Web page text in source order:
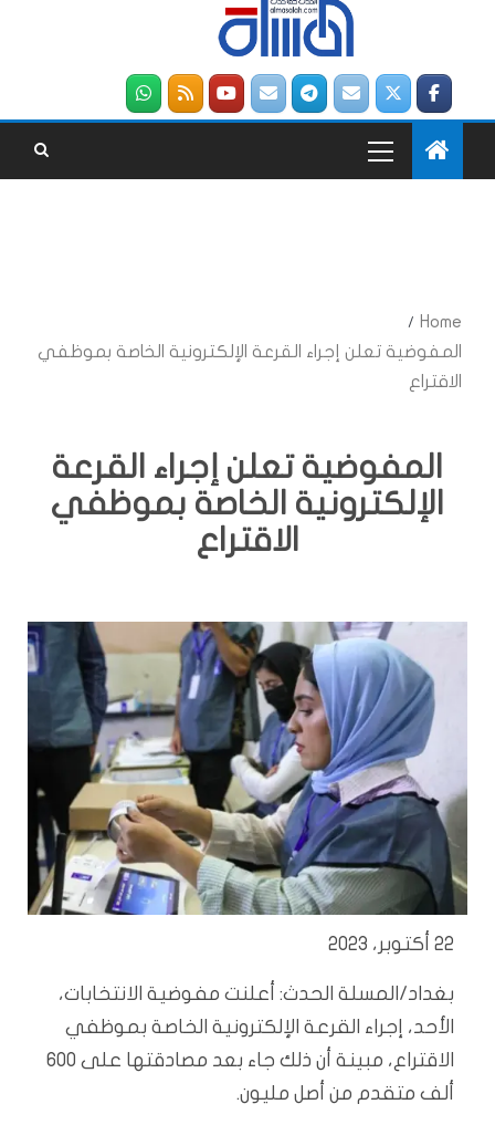
Home
المفوضية تعلن إجراء القرعة الإلكترونية الخاصة بموظفي
الاقتراع
المفوضية تعلن إجراء القرعة
الإلكترونية الخاصة بموظفي
الاقتراع
22 أكتوبر، 2023
بغداد/المسلة الحدث: أعلنت مفوضية الانتخابات،
الأحد، إجراء القرعة الإلكترونية الخاصة بموظفي
الاقتراع، مبينة أن ذلك جاء بعد مصادقتها على 600
ألف متقدم من أصل مليون.